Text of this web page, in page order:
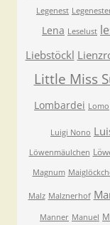
Legenest
Lena Leselust
Liebstöckl
Little Miss
Lombardei Lomo
Luigi Nono
Löwenmäulchen
Magnum
Malz Malznerhof
Manner Manuel